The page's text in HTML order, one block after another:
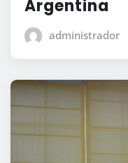
Argentina
administrador